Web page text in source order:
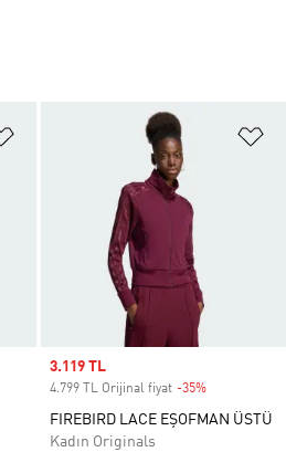
Favori Listesine Ekle
Sale price
3.119 TL
4.799 TL Orijinal fiyat -35%
FIREBIRD LACE EŞOFMAN ÜSTÜ
Kadın Originals